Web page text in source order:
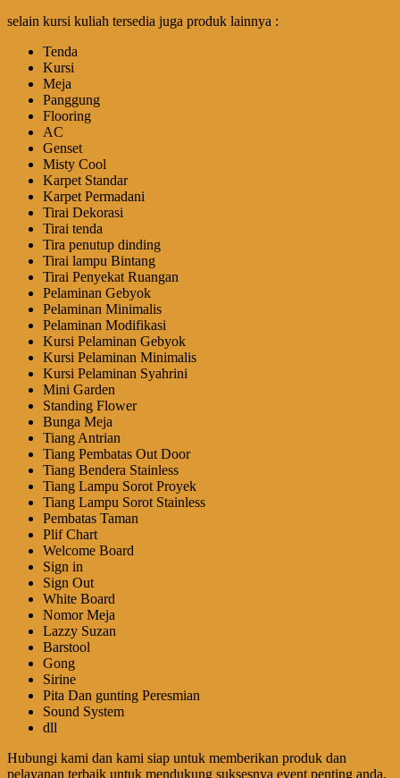
selain kursi kuliah tersedia juga produk lainnya :
Tenda
Kursi
Meja
Panggung
Flooring
AC
Genset
Misty Cool
Karpet Standar
Karpet Permadani
Tirai Dekorasi
Tirai tenda
Tira penutup dinding
Tirai lampu Bintang
Tirai Penyekat Ruangan
Pelaminan Gebyok
Pelaminan Minimalis
Pelaminan Modifikasi
Kursi Pelaminan Gebyok
Kursi Pelaminan Minimalis
Kursi Pelaminan Syahrini
Mini Garden
Standing Flower
Bunga Meja
Tiang Antrian
Tiang Pembatas Out Door
Tiang Bendera Stainless
Tiang Lampu Sorot Proyek
Tiang Lampu Sorot Stainless
Pembatas Taman
Plif Chart
Welcome Board
Sign in
Sign Out
White Board
Nomor Meja
Lazzy Suzan
Barstool
Gong
Sirine
Pita Dan gunting Peresmian
Sound System
dll
Hubungi kami dan kami siap untuk memberikan produk dan
pelayanan terbaik untuk mendukung suksesnya event penting anda.